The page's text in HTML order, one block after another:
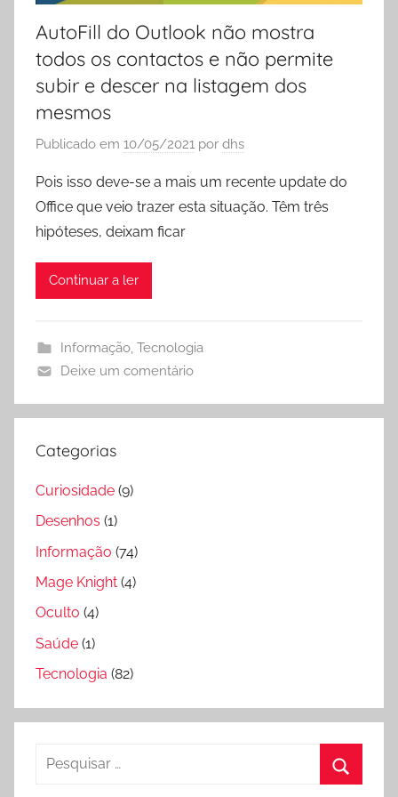
AutoFill do Outlook não mostra
todos os contactos e não permite
subir e descer na listagem dos
mesmos
Publicado em 10/05/2021 por dhs
Pois isso deve-se a mais um recente update do
Office que veio trazer esta situação. Têm três
hipóteses, deixam ficar
Continuar a ler
Informação, Tecnologia
Deixe um comentário
Categorias
Curiosidade (9)
Desenhos (1)
Informação (74)
Mage Knight (4)
Oculto (4)
Saúde (1)
Tecnologia (82)
Pesquisar